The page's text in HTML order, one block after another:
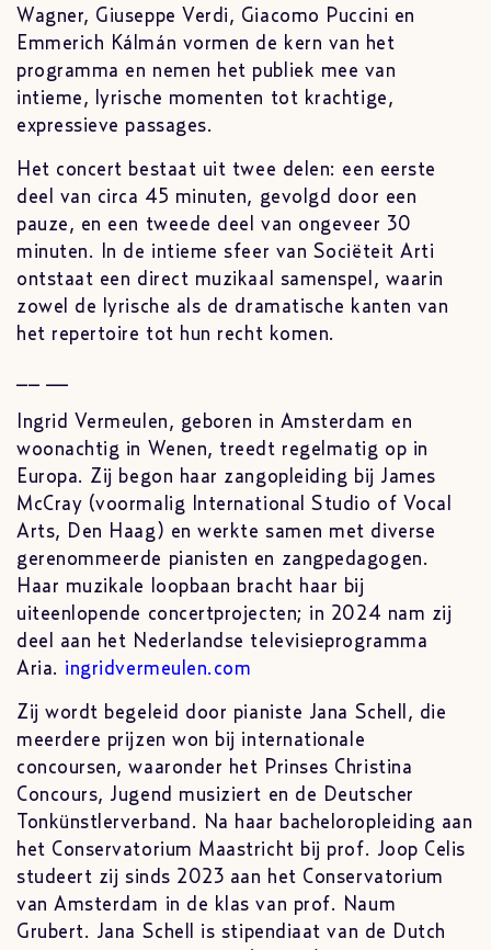
Wagner, Giuseppe Verdi, Giacomo Puccini en
Emmerich Kálmán vormen de kern van het
programma en nemen het publiek mee van
intieme, lyrische momenten tot krachtige,
expressieve passages.
Het concert bestaat uit twee delen: een eerste
deel van circa 45 minuten, gevolgd door een
pauze, en een tweede deel van ongeveer 30
minuten. In de intieme sfeer van Sociëteit Arti
ontstaat een direct muzikaal samenspel, waarin
zowel de lyrische als de dramatische kanten van
het repertoire tot hun recht komen.
Ingrid Vermeulen, geboren in Amsterdam en
woonachtig in Wenen, treedt regelmatig op in
Europa. Zij begon haar zangopleiding bij James
McCray (voormalig International Studio of Vocal
Arts, Den Haag) en werkte samen met diverse
gerenommeerde pianisten en zangpedagogen.
Haar muzikale loopbaan bracht haar bij
uiteenlopende concertprojecten; in 2024 nam zij
deel aan het Nederlandse televisieprogramma
Aria. ingridvermeulen.com
Zij wordt begeleid door pianiste Jana Schell, die
meerdere prijzen won bij internationale
concoursen, waaronder het Prinses Christina
Concours, Jugend musiziert en de Deutscher
Tonkünstlerverband. Na haar bacheloropleiding aan
het Conservatorium Maastricht bij prof. Joop Celis
studeert zij sinds 2023 aan het Conservatorium
van Amsterdam in de klas van prof. Naum
Grubert. Jana Schell is stipendiaat van de Dutch